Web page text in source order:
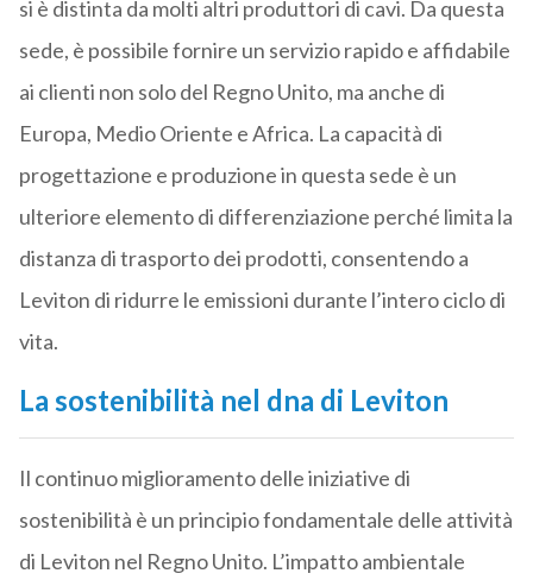
si è distinta da molti altri produttori di cavi. Da questa
sede, è possibile fornire un servizio rapido e affidabile
ai clienti non solo del Regno Unito, ma anche di
Europa, Medio Oriente e Africa. La capacità di
progettazione e produzione in questa sede è un
ulteriore elemento di differenziazione perché limita la
distanza di trasporto dei prodotti, consentendo a
Leviton di ridurre le emissioni durante l’intero ciclo di
vita.
La sostenibilità nel dna di Leviton
Il continuo miglioramento delle iniziative di
sostenibilità è un principio fondamentale delle attività
di Leviton nel Regno Unito. L’impatto ambientale